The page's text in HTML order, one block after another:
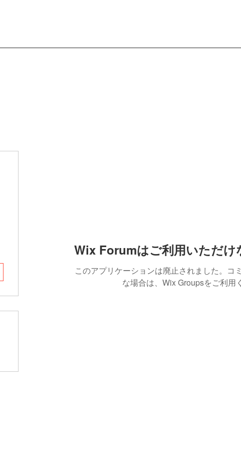
Wix Forumはご利用いただけ
このアプリケーションは廃止されました。コ
な場合は、Wix Groupsをご利用